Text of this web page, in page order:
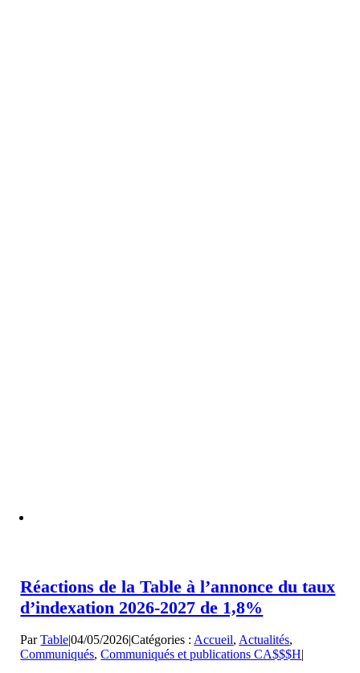
Réactions de la Table à l’annonce du taux
d’indexation 2026-2027 de 1,8%
ParTable|04/05/2026|Catégories : Accueil, Actualités,
Communiqués,Communiqués et publications CA$$$H|